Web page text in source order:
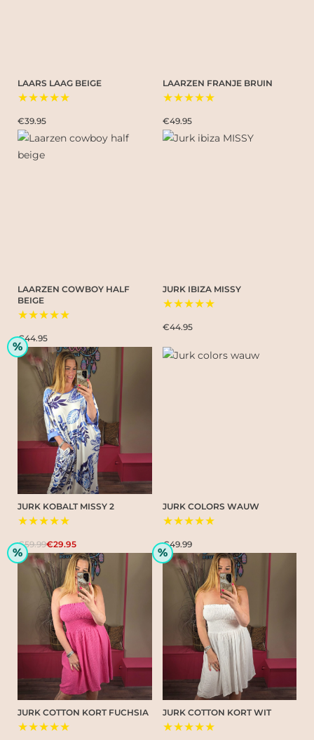
LAARS LAAG BEIGE
★★★★★
€39.95
LAARZEN FRANJE BRUIN
★★★★★
€49.95
LAARZEN COWBOY HALF
BEIGE
★★★★★
€44.95
JURK IBIZA MISSY
★★★★★
€44.95
%
JURK KOBALT MISSY 2
★★★★★
€59.99€29.95
JURK COLORS WAUW
★★★★★
€49.99
%
JURK COTTON KORT FUCHSIA
★★★★★
%
JURK COTTON KORT WIT
★★★★★